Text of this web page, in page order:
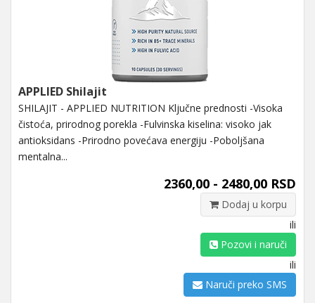
APPLIED Shilajit
SHILAJIT - APPLIED NUTRITION Ključne prednosti -Visoka
čistoća, prirodnog porekla -Fulvinska kiselina: visoko jak
antioksidans -Prirodno povećava energiju -Poboljšana
mentalna...
2360,00 - 2480,00 RSD
Dodaj u korpu
ili
Pozovi i naruči
ili
Naruči preko SMS